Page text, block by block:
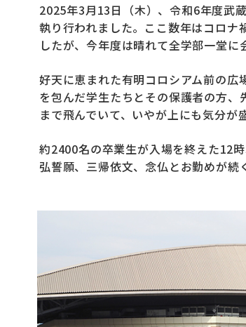
2025年3月13日（木）、令和6年度武
執り行われました。ここ数年はコロナ
したが、今年度は晴れて全学部一堂に
好天に恵まれた有明コロシアム前の
を包んだ学生たちとその保護者の方
まで飛んでいて、いやが上にも気分が
約2400名の卒業生が入場を終えた12
弘誓願、三帰依文、念仏とお勤めが続